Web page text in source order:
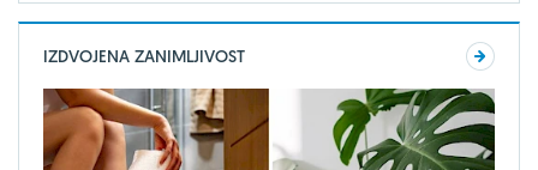
IZDVOJENA ZANIMLJIVOST